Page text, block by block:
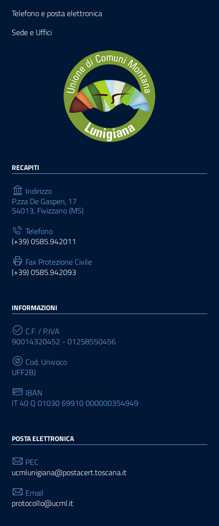
Telefono e posta elettronica
Sede e Uffici
RECAPITI
Indirizzo
P.zza De Gasperi, 17
54013, Fivizzano (MS)
Telefono
(+39) 0585.942011
Fax Protezione Civile
(+39) 0585.942093
INFORMAZIONI
C.F. / P.IVA
90014320452 - 01258550456
Cod. Univoco
UFF2BJ
IBAN
IT 40 Q 01030 69910 000000354949
POSTA ELETTRONICA
PEC
ucmlunigiana@postacert.toscana.it
Email
protocollo@ucml.it